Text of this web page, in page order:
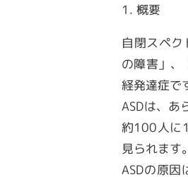
1. 概要
自閉スペク
の障害」、
経発達症で
ASDは、あ
約100人に 1
見られます。
ASDの原因